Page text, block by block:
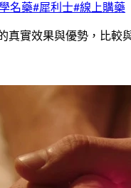
名藥#犀利士#線上購藥
真實效果與優勢，比較